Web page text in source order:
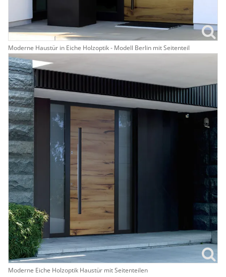
Moderne Haustür in Eiche Holzoptik - Modell Berlin mit Seitenteil
Moderne Eiche Holzoptik Haustür mit Seitenteilen